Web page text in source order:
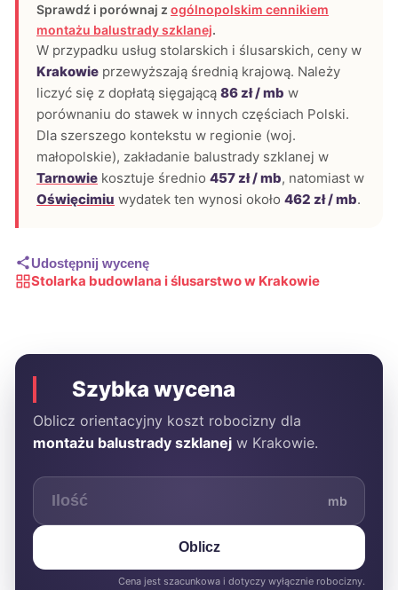
Sprawdź i porównaj z ogólnopolskim cennikiem
montażu balustrady szklanej.
W przypadku usług stolarskich i ślusarskich, ceny w
Krakowie przewyższają średnią krajową. Należy
liczyć się z dopłatą sięgającą 86 zł / mb w
porównaniu do stawek w innych częściach Polski.
Dla szerszego kontekstu w regionie (woj.
małopolskie), zakładanie balustrady szklanej w
Tarnowie kosztuje średnio 457 zł / mb, natomiast w
Oświęcimiu wydatek ten wynosi około 462 zł / mb.
Udostępnij wycenę
Stolarka budowlana i ślusarstwo w Krakowie
Szybka wycena
Oblicz orientacyjny koszt robocizny dla
montażu balustrady szklanej w Krakowie.
mb
Oblicz
Cena jest szacunkowa i dotyczy wyłącznie robocizny.